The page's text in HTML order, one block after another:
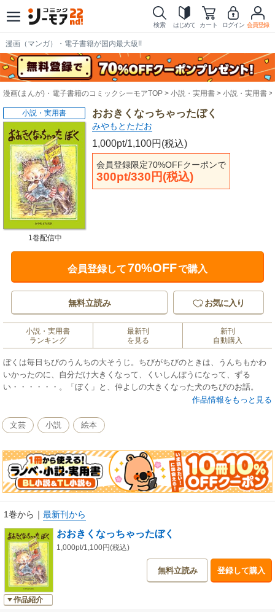
検索 はじめて カート ログイン 会員登録
漫画（マンガ）・電子書籍が国内最大級!!
漫画(まんが)・電子書籍のコミックシーモアTOP 小説・実用書 小説・実用書
おおきくなっちゃったぼく
みやもとただお
1,000pt/1,100円(税込)
会員登録限定70%OFFクーポンで
300pt/330円(税込)
小説・実用書
1巻配信中
会員登録して70%OFFで購入
無料立読み お気に入り
小説・実用書
ランキング
最新刊
を見る
新刊
自動購入
ぼくは毎日ちびのうんちの大そうじ。ちびがちびのときは、うんちもかわ
いかったのに、自分だけ大きくなって、くいしんぼうになって、ずる
い・・・・・・。「ぼく」と、仲よしの大きくなった犬のちびのお話。
作品情報をもっと見る
文芸 小説 絵本
1巻から ｜ 最新刊から
作品紹介
おおきくなっちゃったぼく
1,000pt/1,100円(税込)
無料立読み 登録して購入